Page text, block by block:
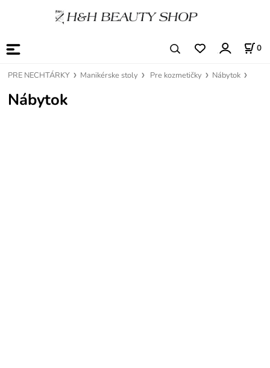
0
PRE NECHTÁRKY Manikérske stoly Pre kozmetičky Nábytok
Nábytok